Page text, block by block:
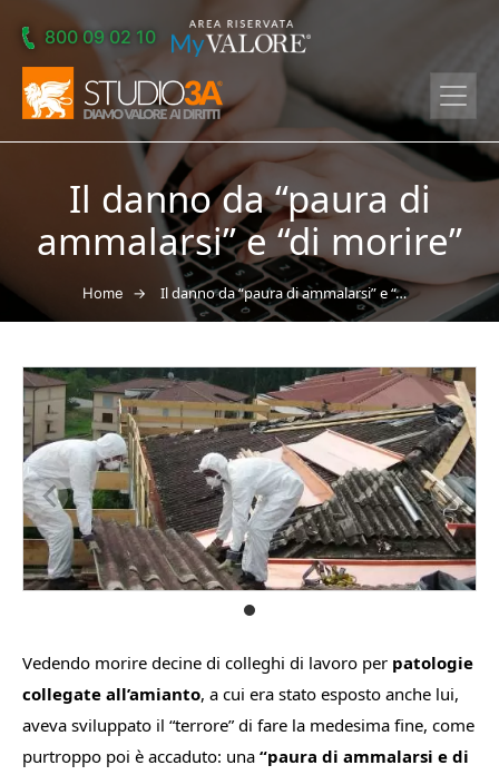
Skip to main content
800 09 02 10
Il danno da “paura di
ammalarsi” e “di morire”
Home → Il danno da “paura di ammalarsi” e “di morire”
Vedendo morire decine di colleghi di lavoro per patologie
collegate all’amianto, a cui era stato esposto anche lui,
aveva sviluppato il “terrore” di fare la medesima fine, come
purtroppo poi è accaduto: una “paura di ammalarsi e di